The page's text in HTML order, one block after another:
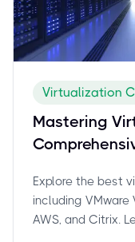
Virtualization
Mastering
DCV (2V0-
Explore the best
including VMware
AWS, and Citrix.